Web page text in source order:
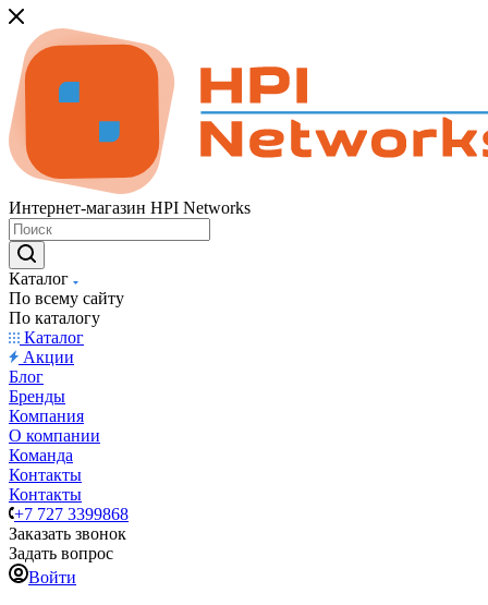
Интернет-магазин HPI Networks
Каталог
По всему сайту
По каталогу
Каталог
Акции
Блог
Бренды
Компания
О компании
Команда
Контакты
Контакты
+7 727 3399868
Заказать звонок
Задать вопрос
Войти